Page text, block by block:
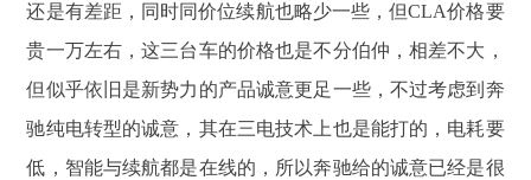
还是有差距，同时同价位续航也略少一些，但CLA价格要
贵一万左右，这三台车的价格也是不分伯仲，相差不大，
但似乎依旧是新势力的产品诚意更足一些，不过考虑到奔
驰纯电转型的诚意，其在三电技术上也是能打的，电耗要
低，智能与续航都是在线的，所以奔驰给的诚意已经是很